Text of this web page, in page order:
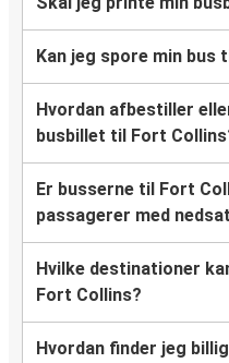
Kan jeg spore min bus
Hvordan afbestiller
busbillet til Fort
Er busserne til Fort
passagerer med
Hvilke destinationer
Fort Collins?
Hvordan finder jeg